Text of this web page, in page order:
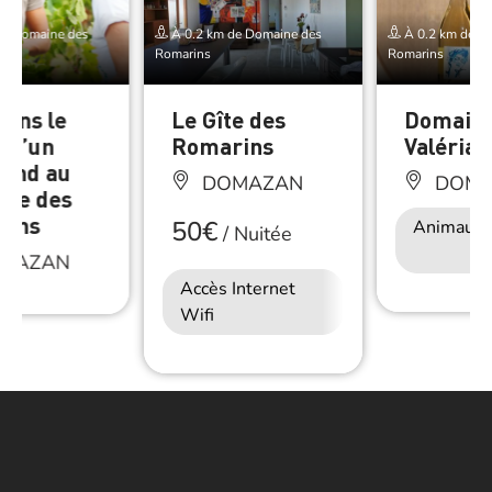
Domaine des
le
au
des
À 0.2 km de Domaine des
Romarins
Le Gîte des
Romarins
DOMAZAN
50€/Nuitée
Accès Internet
Wifi
À 0.2 km de
Romarins
Animaux